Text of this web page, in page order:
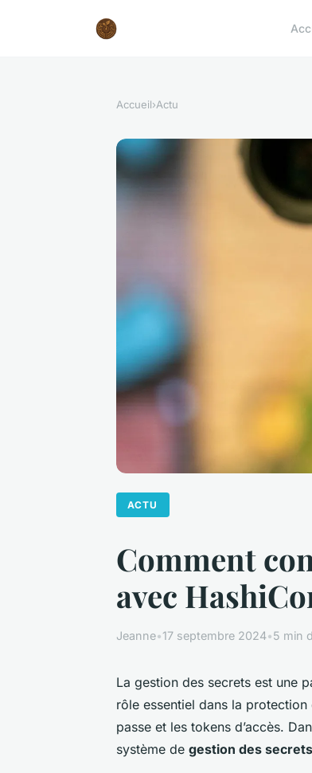
Accueil›Actu
ACTU
Comment
avec
Jeanne•17 septembre 2024•5 min
La gestion des secrets est une
rôle essentiel dans la protection
passe et les tokens d’accès.
système de gestion des secrets